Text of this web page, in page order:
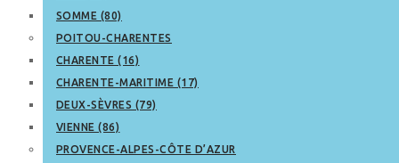
SOMME (80)
POITOU-CHARENTES
CHARENTE (16)
CHARENTE-MARITIME (17)
DEUX-SÈVRES (79)
VIENNE (86)
PROVENCE-ALPES-CÔTE D’AZUR